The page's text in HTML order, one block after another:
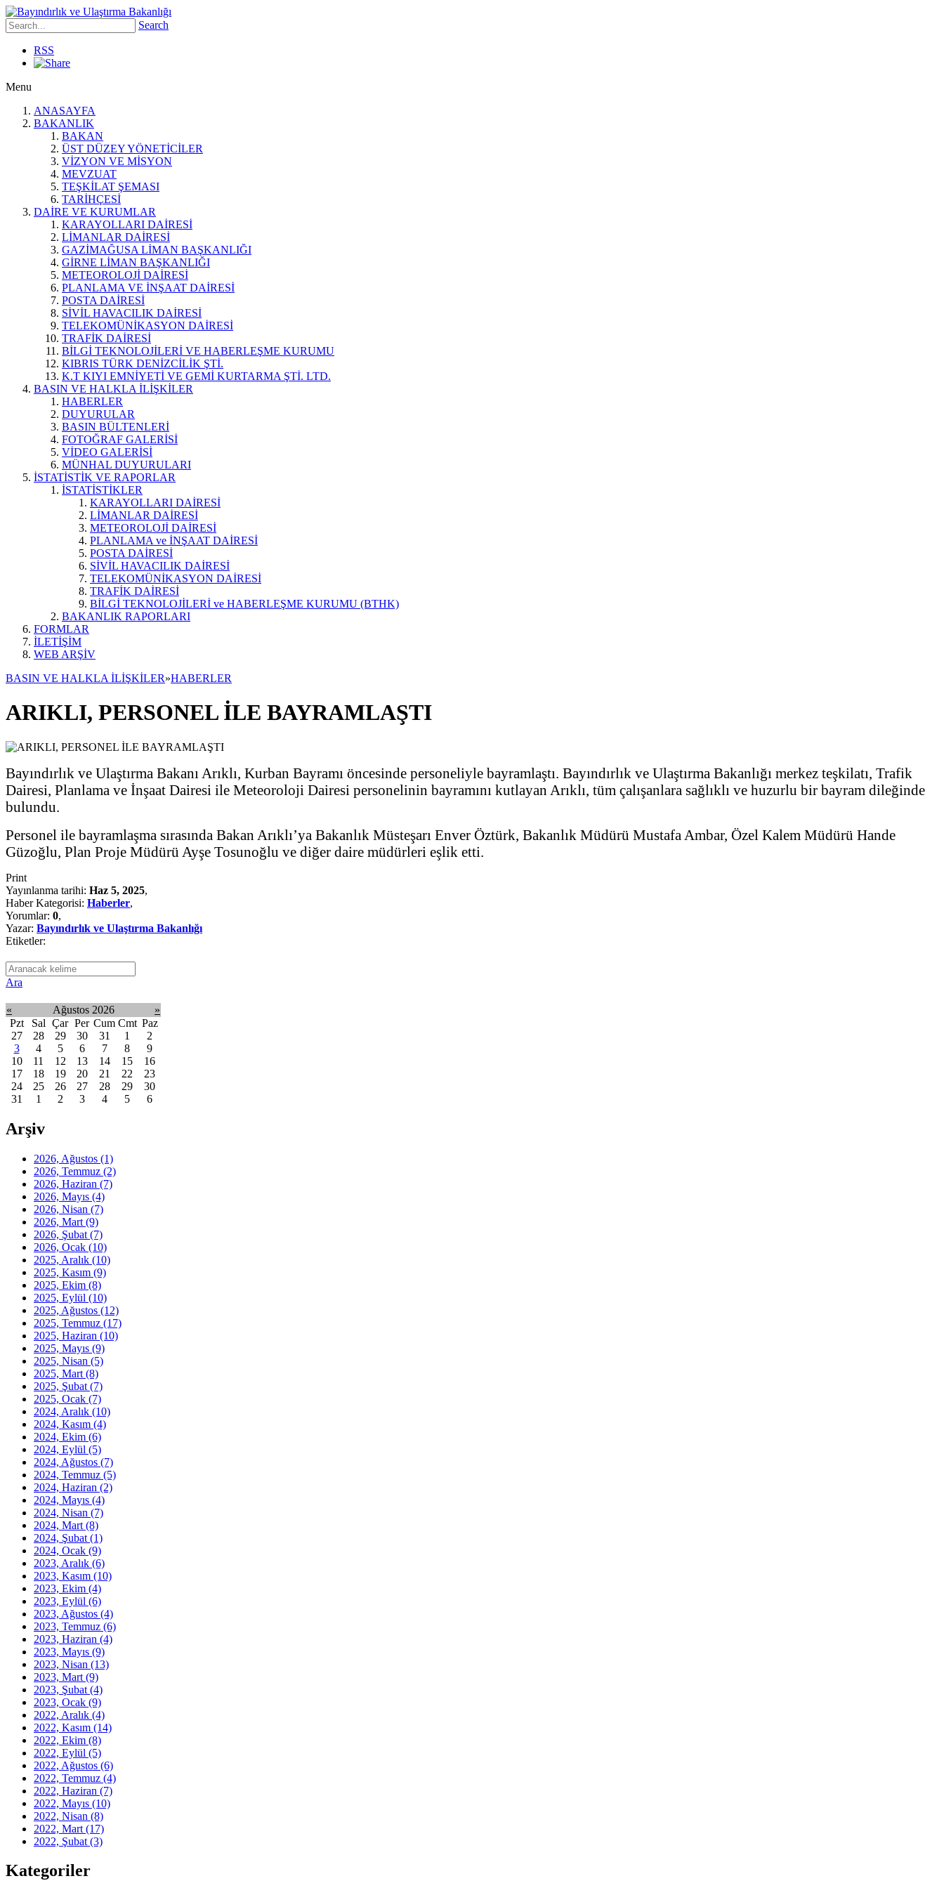
Search
RSS
Menu
ANASAYFA
BAKANLIK
BAKAN
ÜST DÜZEY YÖNETİCİLER
VİZYON VE MİSYON
MEVZUAT
TEŞKİLAT ŞEMASI
TARİHÇESİ
DAİRE VE KURUMLAR
KARAYOLLARI DAİRESİ
LİMANLAR DAİRESİ
GAZİMAĞUSA LİMAN BAŞKANLIĞI
GİRNE LİMAN BAŞKANLIĞI
METEOROLOJİ DAİRESİ
PLANLAMA VE İNŞAAT DAİRESİ
POSTA DAİRESİ
SİVİL HAVACILIK DAİRESİ
TELEKOMÜNİKASYON DAİRESİ
TRAFİK DAİRESİ
BİLGİ TEKNOLOJİLERİ VE HABERLEŞME KURUMU
KIBRIS TÜRK DENİZCİLİK ŞTİ.
K.T KIYI EMNİYETİ VE GEMİ KURTARMA ŞTİ. LTD.
BASIN VE HALKLA İLİŞKİLER
HABERLER
DUYURULAR
BASIN BÜLTENLERİ
FOTOĞRAF GALERİSİ
VİDEO GALERİSİ
MÜNHAL DUYURULARI
İSTATİSTİK VE RAPORLAR
İSTATİSTİKLER
KARAYOLLARI DAİRESİ
LİMANLAR DAİRESİ
METEOROLOJİ DAİRESİ
PLANLAMA ve İNŞAAT DAİRESİ
POSTA DAİRESİ
SİVİL HAVACILIK DAİRESİ
TELEKOMÜNİKASYON DAİRESİ
TRAFİK DAİRESİ
BİLGİ TEKNOLOJİLERİ ve HABERLEŞME KURUMU (BTHK)
BAKANLIK RAPORLARI
FORMLAR
İLETİŞİM
WEB ARŞİV
BASIN VE HALKLA İLİŞKİLER»HABERLER
ARIKLI, PERSONEL İLE BAYRAMLAŞTI
Bayındırlık ve Ulaştırma Bakanı Arıklı, Kurban Bayramı öncesinde personeliyle bayramlaştı. Bayındırlık ve Ulaştırma Bakanlığı merkez teşkilatı, Trafik
Dairesi, Planlama ve İnşaat Dairesi ile Meteoroloji Dairesi personelinin bayramını kutlayan Arıklı, tüm çalışanlara sağlıklı ve huzurlu bir bayram dileğinde
bulundu.
Personel ile bayramlaşma sırasında Bakan Arıklı’ya Bakanlık Müsteşarı Enver Öztürk, Bakanlık Müdürü Mustafa Ambar, Özel Kalem Müdürü Hande
Güzoğlu, Plan Proje Müdürü Ayşe Tosunoğlu ve diğer daire müdürleri eşlik etti.
Print
Yayınlanma tarihi: Haz 5, 2025,
Haber Kategorisi: Haberler,
Yorumlar: 0,
Yazar: Bayındırlık ve Ulaştırma Bakanlığı
Etiketler:
Ara
« Ağustos 2026
»
Pzt
Sal Çar Per Cum Cmt Paz
27
28 29 30 31 1
2
3
4 5 6 7 8
9
10
11 12 13 14 15
16
17
18 19 20 21 22
23
24
25 26 27 28 29
30
31
1 2 3 4 5 6
Arşiv
2026, Ağustos (1)
2026, Temmuz (2)
2026, Haziran (7)
2026, Mayıs (4)
2026, Nisan (7)
2026, Mart (9)
2026, Şubat (7)
2026, Ocak (10)
2025, Aralık (10)
2025, Kasım (9)
2025, Ekim (8)
2025, Eylül (10)
2025, Ağustos (12)
2025, Temmuz (17)
2025, Haziran (10)
2025, Mayıs (9)
2025, Nisan (5)
2025, Mart (8)
2025, Şubat (7)
2025, Ocak (7)
2024, Aralık (10)
2024, Kasım (4)
2024, Ekim (6)
2024, Eylül (5)
2024, Ağustos (7)
2024, Temmuz (5)
2024, Haziran (2)
2024, Mayıs (4)
2024, Nisan (7)
2024, Mart (8)
2024, Şubat (1)
2024, Ocak (9)
2023, Aralık (6)
2023, Kasım (10)
2023, Ekim (4)
2023, Eylül (6)
2023, Ağustos (4)
2023, Temmuz (6)
2023, Haziran (4)
2023, Mayıs (9)
2023, Nisan (13)
2023, Mart (9)
2023, Şubat (4)
2023, Ocak (9)
2022, Aralık (4)
2022, Kasım (14)
2022, Ekim (8)
2022, Eylül (5)
2022, Ağustos (6)
2022, Temmuz (4)
2022, Haziran (7)
2022, Mayıs (10)
2022, Nisan (8)
2022, Mart (17)
2022, Şubat (3)
Kategoriler